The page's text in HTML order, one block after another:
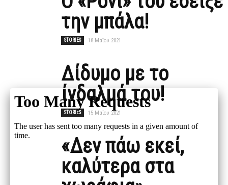
την μπάλα!
STORIES 18 Μαΐου 2021
Δίδυμο με το
ίνδαλμά του!
STORIES 15 Μαΐου 2021
«Δεν πάω εκεί,
καλύτερα στα